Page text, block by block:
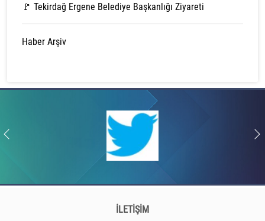
🚩 Tekirdağ Ergene Belediye Başkanlığı Ziyareti
Haber Arşiv
İLETİŞİM